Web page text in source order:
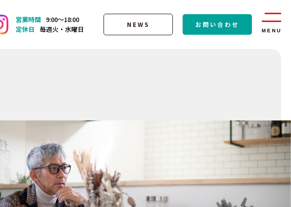
営業時間
9:00〜18:00
定休日
毎週火・水曜日
NEWS お問い合わせ
MENU